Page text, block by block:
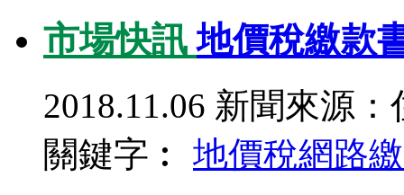
市場快訊地價稅繳款
2018.11.06 新聞來源：
關鍵字︰ 地價稅網路